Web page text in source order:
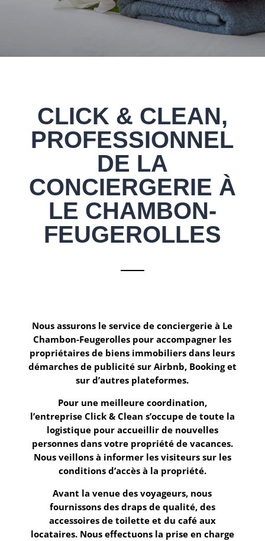
CLICK & CLEAN,
PROFESSIONNEL
DE LA
CONCIERGERIE À
LE CHAMBON-
FEUGEROLLES
Nous assurons le service de conciergerie à Le
Chambon-Feugerolles pour accompagner les
propriétaires de biens immobiliers dans leurs
démarches de publicité sur Airbnb, Bookinget
sur d’autres plateformes.
Pour une meilleure coordination,
l’entreprise Click & Clean s’occupe de toute la
logistiquepour accueillir de nouvelles
personnes dans votre propriété de vacances.
Nous veillons à informer les visiteurs sur les
conditions d’accès à la propriété.
Avant la venue des voyageurs, nous
fournissons des draps de qualité, des
accessoires de toilette et du café aux
locataires. Nous effectuons la prise en charge